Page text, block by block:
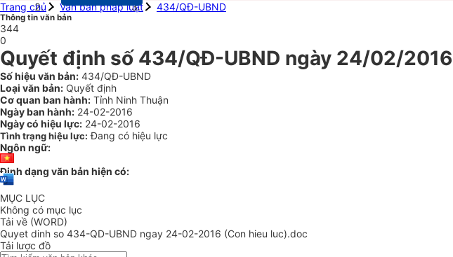
Trang chủ
Văn bản pháp luật 434/QĐ-UBND
Thông tin văn bản
344
0
Quyết định số 434/QĐ-UBND ngày 24/02/
Số hiệu văn bản: 434/QĐ-UBND
Loại văn bản: Quyết định
Cơ quan ban hành: Tỉnh Ninh Thuận
Ngày ban hành: 24-02-2016
Ngày có hiệu lực: 24-02-2016
Tình trạng hiệu lực: Đang có hiệu lực
Ngôn ngữ:
Định dạng văn bản hiện có:
MỤC LỤC
Không có mục lục
Tải về (WORD)
Quyet dinh so 434-QD-UBND ngay 24-02-2016 (Con hieu luc).doc
Tải lược đồ